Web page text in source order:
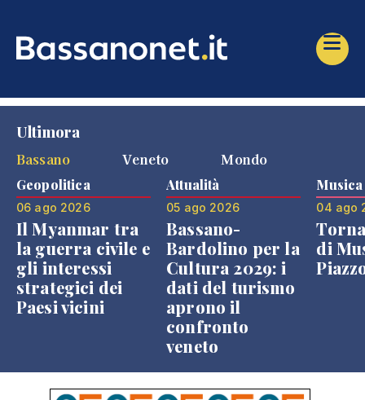
Ultimora
Bassano
Veneto Mondo
Geopolitica
06 ago 2026
Il Myanmar tra
la guerra civile e
gli interessi
strategici dei
Paesi vicini
Attualità
05 ago 2026
Bassano-
Bardolino per la
Cultura 2029: i
dati del turismo
aprono il
confronto
veneto
Musica
04 ago
di